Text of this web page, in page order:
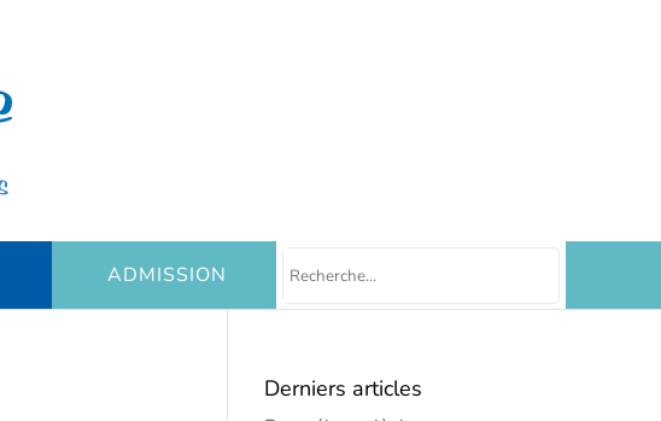
ADMISSION
Derniers articles